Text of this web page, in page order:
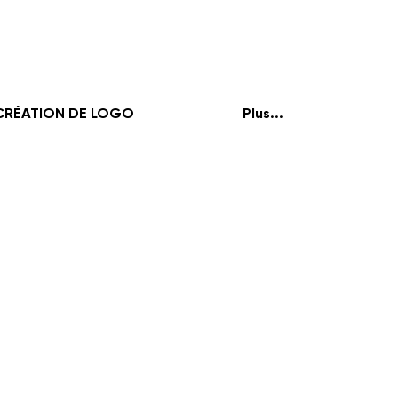
DE LOGO Plus...